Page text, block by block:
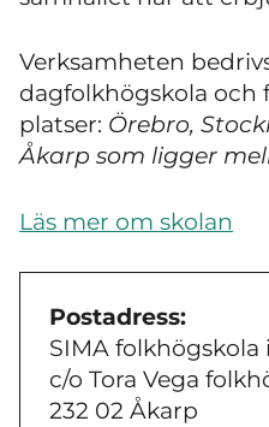
Verksamheten
dagfolkhögskola och
platser: Örebro,
Åkarp som ligger
Läs mer om skolan
Postadress:
SIMA folkhögskola
c/o Tora Vega
232 02 Åkarp